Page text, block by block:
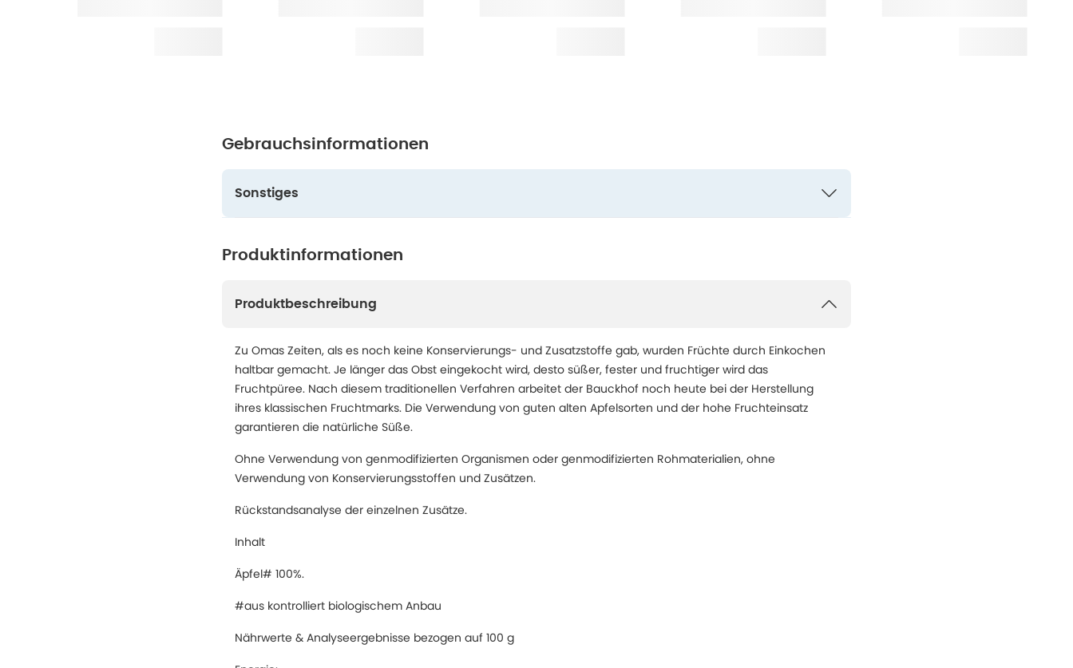
Gebrauchsinformationen
Sonstiges
Produktinformationen
Produktbeschreibung
Zu Omas Zeiten, als es noch keine Konservierungs- und Zusatzstoffe gab, wurden Früchte durch Einkochen
haltbar gemacht. Je länger das Obst eingekocht wird, desto süßer, fester und fruchtiger wird das
Fruchtpüree. Nach diesem traditionellen Verfahren arbeitet der Bauckhof noch heute bei der Herstellung
ihres klassischen Fruchtmarks. Die Verwendung von guten alten Apfelsorten und der hohe Fruchteinsatz
garantieren die natürliche Süße.
Ohne Verwendung von genmodifizierten Organismen oder genmodifizierten Rohmaterialien, ohne
Verwendung von Konservierungsstoffen und Zusätzen.
Rückstandsanalyse der einzelnen Zusätze.
Inhalt
Äpfel# 100%.
#aus kontrolliert biologischem Anbau
Nährwerte & Analyseergebnisse bezogen auf 100 g